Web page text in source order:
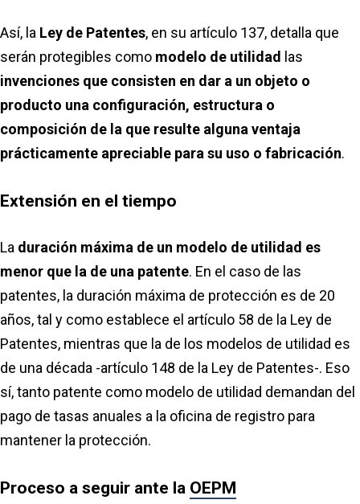
Así, la Ley de Patentes, en su artículo 137, detalla que
serán protegibles como modelo de utilidad
las
invenciones que consisten en dar a un objeto o
producto una configuración, estructura o
composición de la que resulte alguna ventaja
prácticamente apreciable para su uso o fabricación.
Extensión en el tiempo
La duración máxima de un modelo de utilidad es
menor que la de una patente. En el caso de las
patentes, la duración máxima de protección es de 20
años, tal y como establece el artículo 58 de la Ley de
Patentes, mientras que la de los modelos de utilidad es
de una década -artículo 148 de la Ley de Patentes-. Eso
sí, tanto patente como modelo de utilidad demandan del
pago de tasas anuales a la oficina de registro para
mantener la protección.
Proceso a seguir ante la OEPM